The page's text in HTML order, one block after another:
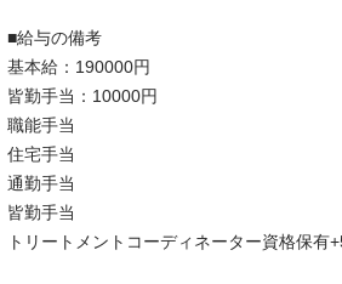
■給与の備考
基本給：190000円
皆勤手当：10000円
職能手当
住宅手当
通勤手当
皆勤手当
トリートメントコーディネーター資格保有